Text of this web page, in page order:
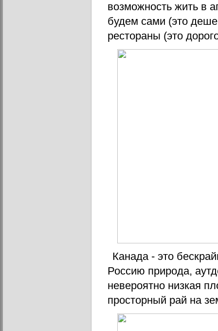
возможность жить в
будем сами (это
рестораны (это
Канада - это
Россию природа,
невероятно низкая
просторный рай на